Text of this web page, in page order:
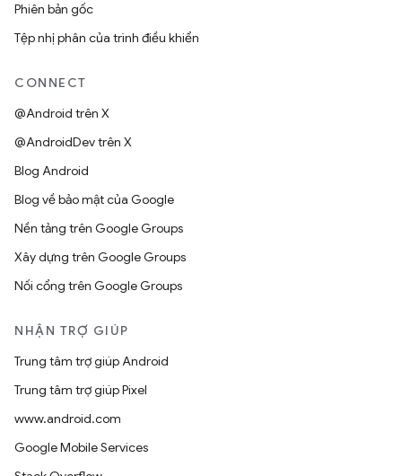
Phiên bản gốc
Tệp nhị phân của trình điều khiển
CONNECT
@Android trên X
@AndroidDev trên X
Blog Android
Blog về bảo mật của Google
Nền tảng trên Google Groups
Xây dựng trên Google Groups
Nối cổng trên Google Groups
NHẬN TRỢ GIÚP
Trung tâm trợ giúp Android
Trung tâm trợ giúp Pixel
www.android.com
Google Mobile Services